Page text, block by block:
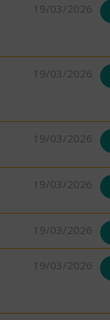
19/03/2026
19/03/2026
19/03/2026
19/03/2026
19/03/2026
19/03/2026